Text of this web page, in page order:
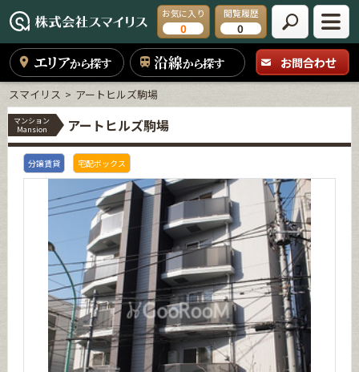
お気に入り
0
閲覧履歴
0
エリアから探す 沿線から探す お問合わせ
スマイリス アートヒルズ駒場
マンション
Mansion
アートヒルズ駒場
分譲賃貸 宅配ボックス